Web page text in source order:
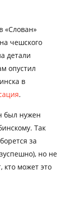
«Слован»
чешского
детали
опустил
в
.
был нужен
Так
за
но не
кто может это